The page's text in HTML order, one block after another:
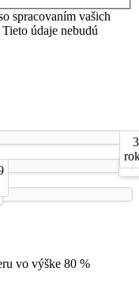
spracovaním vašich
údaje nebudú
vo výške 80 %